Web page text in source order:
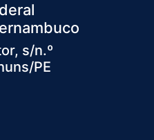
s/n.º
PE